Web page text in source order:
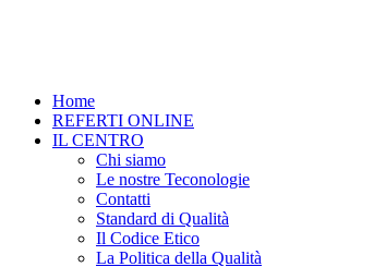
Home
REFERTI ONLINE
IL CENTRO
Chi siamo
Le nostre Teconologie
Contatti
Standard di Qualità
Il Codice Etico
La Politica della Qualità